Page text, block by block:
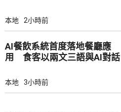
本地 2小時前
AI餐飲系統首度落地餐廳應
用 食客以兩文三語與AI對話
本地 3小時前